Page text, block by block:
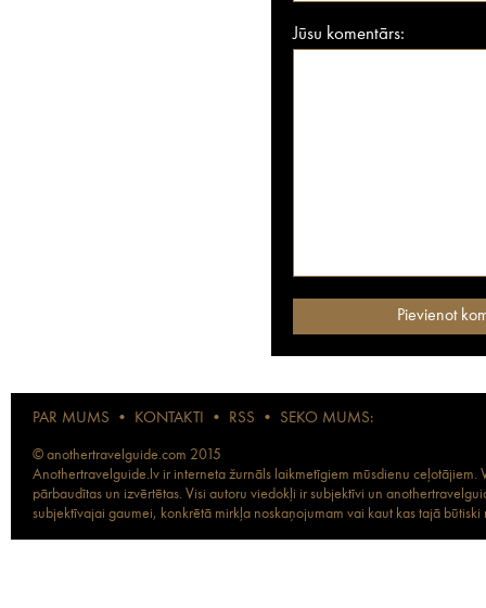
Jūsu komentārs:
PAR MUMS • KONTAKTI • RSS • SEKO MUMS:
© anothertravelguide.com 2015
Anothertravelguide.lv ir interneta žurnāls laikmetīgiem mūsdienu
pārbaudītas un izvērtētas. Visi autoru viedokļi ir subjektīvi un
subjektīvajai gaumei, konkrētā mirkļa noskaņojumam vai kaut kas tajā